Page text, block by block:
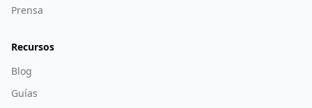
Prensa
Recursos
Blog
Guías